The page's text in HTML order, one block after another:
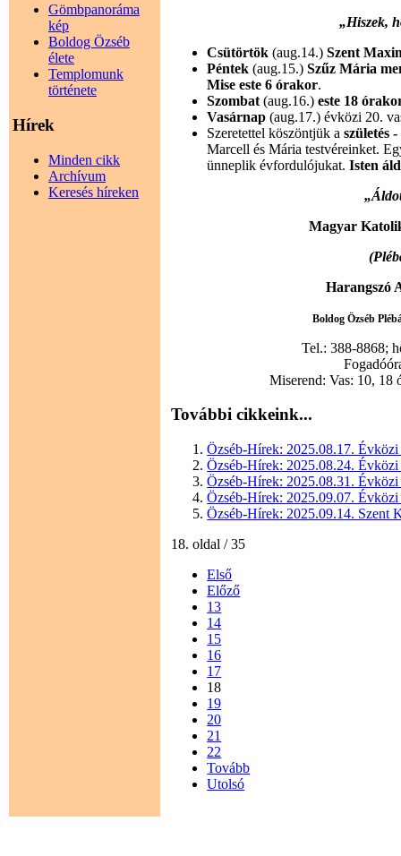
Gömbpanoráma
kép
Boldog Özséb
élete
Templomunk
története
Hírek
Minden cikk
Archívum
Keresés híreken
„Hiszek,
Csütörtök(aug.14.)Szent
Péntek(aug.15.)Szűz Mária
Mise este 6 órakor.
Szombat(aug.16.)este 18
Vasárnap(aug.17.) évközi 20.
Szeretettel köszöntjük aszületés
Marcell és Mária testvéreinket.
ünneplik évfordulójukat.Isten
Magyar
Harangszó
Boldog Özséb
Tel.: 388-8868;
Miserend: Vas: 10, 18
További cikkeink...
Özséb-Hírek: 2025.08.17. Évközi
Özséb-Hírek: 2025.08.24. Évközi
Özséb-Hírek: 2025.08.31. Évközi
Özséb-Hírek: 2025.09.07. Évközi
Özséb-Hírek: 2025.09.14. Szent
18. oldal / 35
Első
Előző
13
14
15
16
17
18
19
20
21
22
Tovább
Utolsó